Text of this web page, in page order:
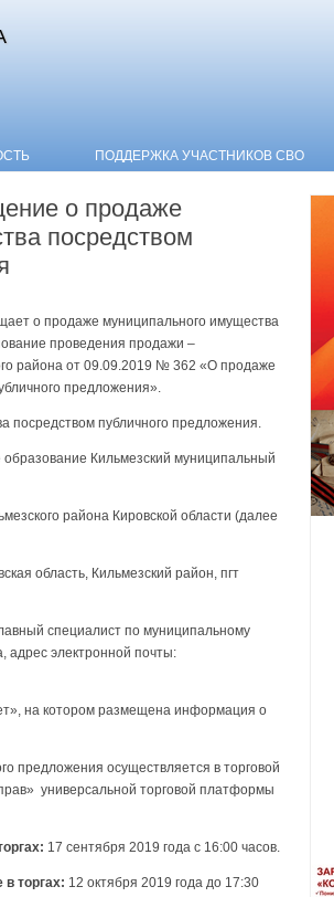
content ПОДДЕРЖКА УЧАСТНИКОВ СВО
о продаже
посредством
о продаже муниципального имущества
проведения продажи –
района от 09.09.2019 № 362 «О продаже
предложения».
посредством публичного предложения.
Кильмезский муниципальный
района Кировской области (далее
область, Кильмезский район, пгт
специалист по муниципальному
электронной почты:
на котором размещена информация о
предложения осуществляется в торговой
универсальной торговой платформы
17 сентября 2019 года с 16:00 часов.
в торгах: 12 октября 2019 года до 17:30